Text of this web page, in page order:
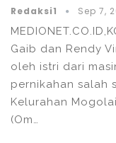
Redaksi1 Sep 7,
Gaib dan Rendy
oleh istri dari
pernikahan salah
Kelurahan
(Om…